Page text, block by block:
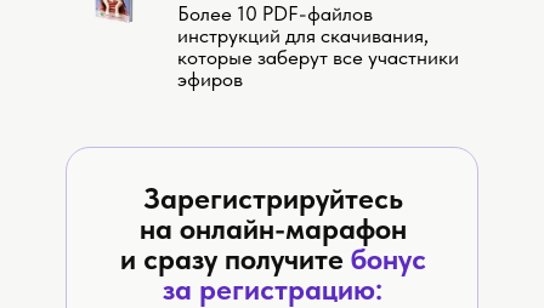
Зарегистрируйтесь
на онлайн-марафон
и сразу получите бонус
за регистрацию:
Более 10 PDF-файлов
инструкций для скачивания,
которые заберут все участники
эфиров